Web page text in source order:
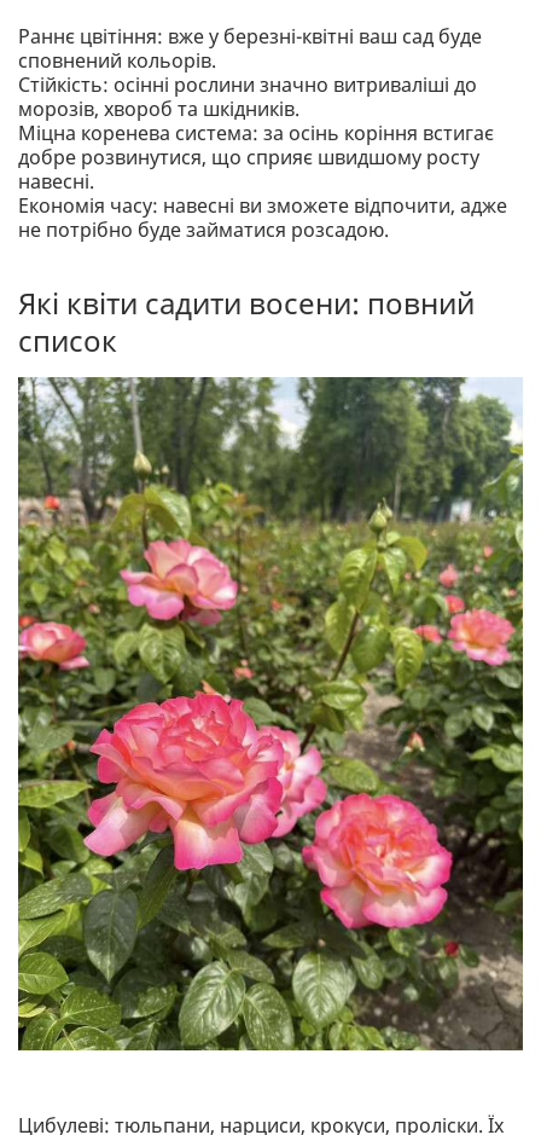
Раннє цвітіння: вже у березні-квітні ваш сад буде
сповнений кольорів.
Стійкість: осінні рослини значно витриваліші до
морозів, хвороб та шкідників.
Міцна коренева система: за осінь коріння встигає
добре розвинутися, що сприяє швидшому росту
навесні.
Економія часу: навесні ви зможете відпочити, адже
не потрібно буде займатися розсадою.
Які квіти садити восени: повний
список
Цибулеві: тюльпани, нарциси, крокуси, проліски. Їх